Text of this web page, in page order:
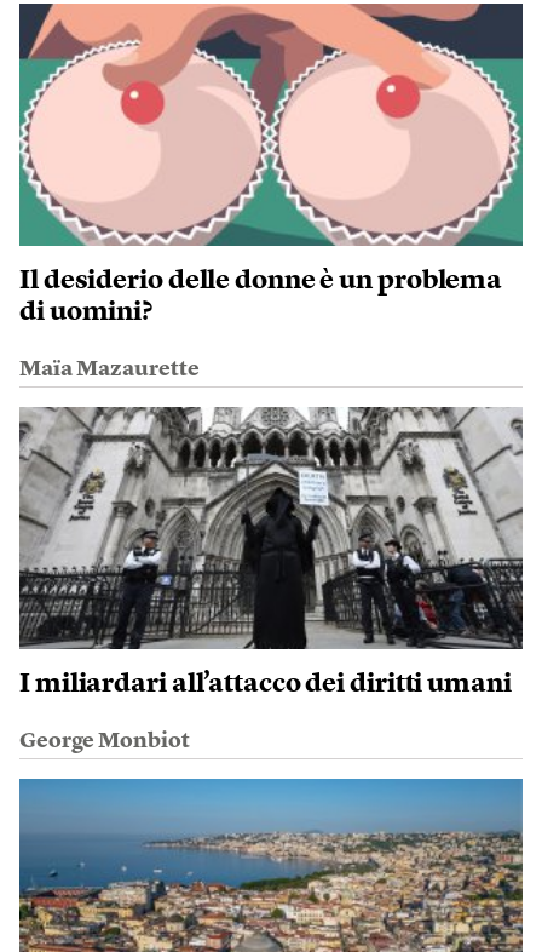
Il desiderio delle donne è un problema
di uomini?
Maïa Mazaurette
I miliardari all’attacco dei diritti umani
George Monbiot